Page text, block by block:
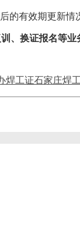
有效期更新情
、换证报名等业
焊工证石家庄焊